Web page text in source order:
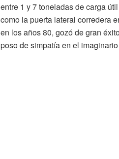
entre 1 y 7 toneladas de carga
como la puerta lateral corredera
en los años 80, gozó de gran
poso de simpatía en el